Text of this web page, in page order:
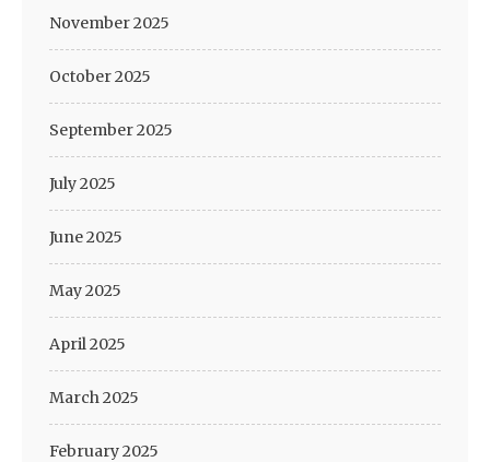
November 2025
October 2025
September 2025
July 2025
June 2025
May 2025
April 2025
March 2025
February 2025